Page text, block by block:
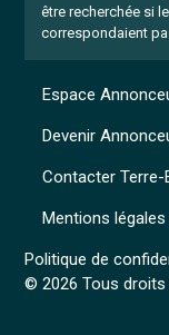
être recherchée si
correspondaient
Mentions
Politique de
© 2026 Tous droits
Espace
Devenir
Contacter Terre-